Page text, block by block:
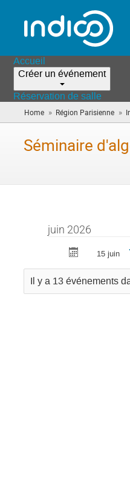
Accueil
Créer un événement
Réservation de salle
Home » Région Parisienne »
Séminaire
juin 2026
15 juin
Il y a 13 événements